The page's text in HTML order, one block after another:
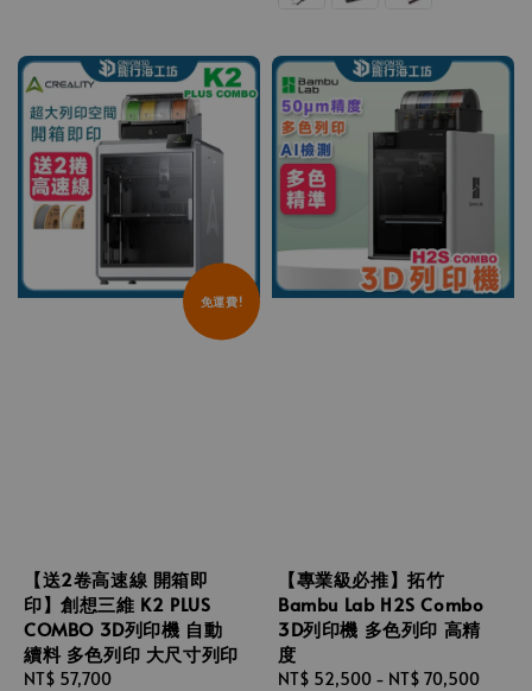
免運費!
【送2卷高速線 開箱即
印】創想三維 K2 PLUS
COMBO 3D列印機 自動
續料 多色列印 大尺寸列印
Regular
NT$ 57,700
【專業級必推】拓竹
Bambu Lab H2S Combo
3D列印機 多色列印 高精
度
Regular
NT$ 52,500 - NT$ 70,500